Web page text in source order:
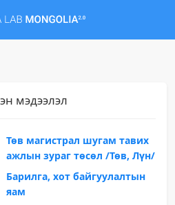
мэдээлэл
Төв магистрал шугам тавих
ажлын зураг төсөл /Төв, Лүн/
Барилга, хот байгуулалтын
яам